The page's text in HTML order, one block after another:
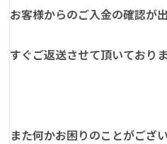
お客様からのご入金の確認が
すぐご返送させて頂いており
また何かお困りのことがござ